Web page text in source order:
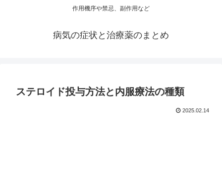
作用機序や禁忌、副作用など
病気の症状と治療薬のまとめ
ステロイド投与方法と内服療法の種類
2025.02.14